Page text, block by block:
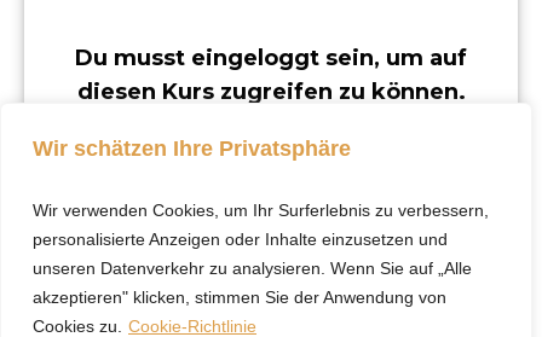
Wir schätzen Ihre Privatsphäre
Wir verwenden Cookies, um Ihr Surferlebnis zu verbessern,
personalisierte Anzeigen oder Inhalte einzusetzen und
unseren Datenverkehr zu analysieren. Wenn Sie auf „Alle
akzeptieren" klicken, stimmen Sie der Anwendung von
Cookies zu.
Cookie-Richtlinie
Du musst eingeloggt sein, um auf
diesen Kurs zugreifen zu können.
verfügbar.
Klicke hier, um dich
einzuloggen.